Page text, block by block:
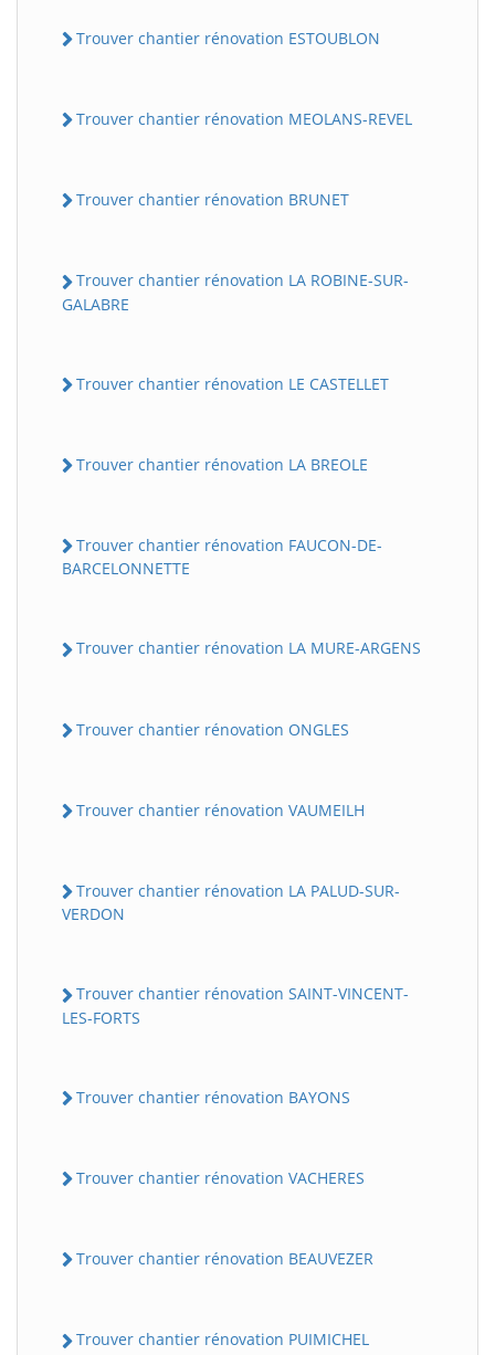
Trouver chantier rénovation ESTOUBLON
Trouver chantier rénovation MEOLANS-REVEL
Trouver chantier rénovation BRUNET
Trouver chantier rénovation LA ROBINE-SUR-
GALABRE
Trouver chantier rénovation LE CASTELLET
Trouver chantier rénovation LA BREOLE
Trouver chantier rénovation FAUCON-DE-
BARCELONNETTE
Trouver chantier rénovation LA MURE-ARGENS
Trouver chantier rénovation ONGLES
Trouver chantier rénovation VAUMEILH
Trouver chantier rénovation LA PALUD-SUR-
VERDON
Trouver chantier rénovation SAINT-VINCENT-
LES-FORTS
Trouver chantier rénovation BAYONS
Trouver chantier rénovation VACHERES
Trouver chantier rénovation BEAUVEZER
Trouver chantier rénovation PUIMICHEL
BatiWebPro